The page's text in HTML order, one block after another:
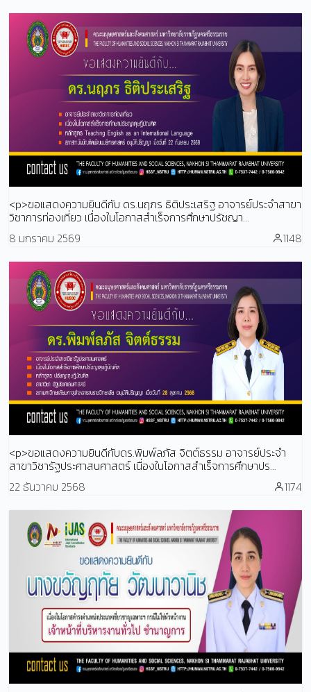
<p>ขอแสดงความยินดีกับ ดร.นฤภร ธิติประเสริฐ อาจารย์ประจำสาขา
วิชาการท่องเที่ยว เนื่องในโอกาสสำเร็จการศึกษาปรัชญา...
8 มกราคม 2569
1148
<p>ขอแสดงความยินดีกับดร.พิมพ์ลภัส จิตต์ธรรม อาจารย์ประจำ
สาขาวิชารัฐประศาสนศาสตร์ เนื่องในโอกาสสำเร็จการศึกษาปร...
22 ธันวาคม 2568
1174